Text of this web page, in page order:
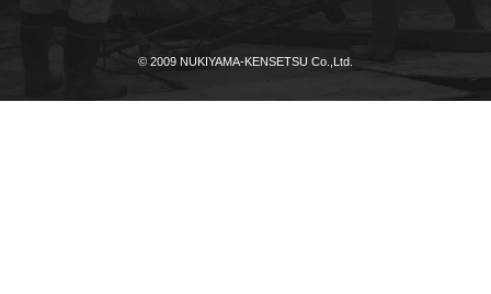
© 2009 NUKIYAMA-KENSETSU Co.,Ltd.